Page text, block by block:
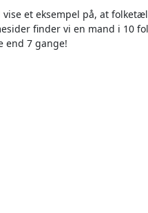
et eksempel på, at
finder vi en mand i 10
end 7 gange!